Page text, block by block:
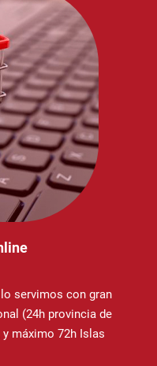
servimos con gran
(24h provincia de
máximo 72h Islas